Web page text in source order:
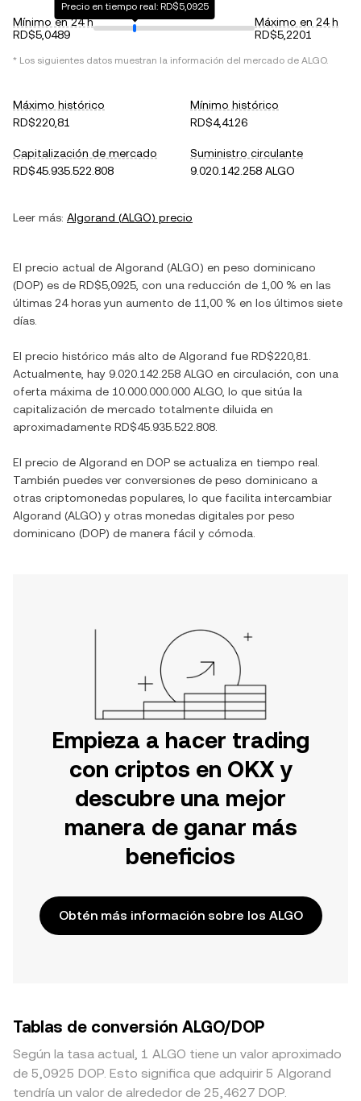
Mínimo en 24 h
RD$5,0489
Precio en tiempo real: RD$5,0925
Máximo en 24 h
RD$5,2201
* Los siguientes datos muestran la información del mercado de ALGO.
Máximo histórico
RD$220,81
Mínimo histórico
RD$4,4126
Capitalización de mercado
RD$45.935.522.808
Suministro circulante
9.020.142.258 ALGO
Leer más: Algorand (ALGO) precio
El precio actual de Algorand (ALGO) en peso dominicano
(DOP) es de RD$5,0925 , con una reducción de 1,00 % en las
últimas 24 horas yun aumento de 11,00 % en los últimos siete
días.
El precio histórico más alto de Algorand fue RD$220,81
Actualmente, hay 9.020.142.258 ALGO en circulación, con una
oferta máxima de 10.000.000.000 ALGO , lo que sitúa la
capitalización de mercado totalmente diluida en
aproximadamente RD$45.935.522.808
El precio de Algorand en DOP se actualiza en tiempo real.
También puedes ver conversiones de peso dominicano a
otras criptomonedas populares, lo que facilita intercambiar
Algorand (ALGO) y otras monedas digitales por peso
dominicano (DOP) de manera fácil y cómoda.
Empieza a hacer trading
con criptos en OKX y
descubre una mejor
manera de ganar más
beneficios
Obtén más información sobre los ALGO
Tablas de conversión ALGO/DOP
Según la tasa actual, 1 ALGO tiene un valor aproximado
de 5,0925 DOP. Esto significa que adquirir 5 Algorand
tendría un valor de alrededor de 25,4627 DOP.